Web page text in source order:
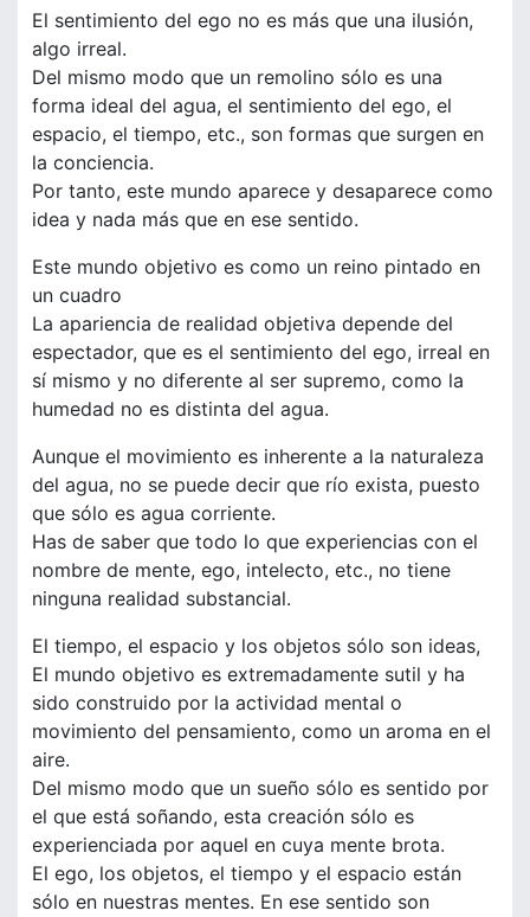
El sentimiento del ego no es más que una ilusión,
algo irreal.
Del mismo modo que un remolino sólo es una
forma ideal del agua, el sentimiento del ego, el
espacio, el tiempo, etc., son formas que surgen en
la conciencia.
Por tanto, este mundo aparece y desaparece como
idea y nada más que en ese sentido.
Este mundo objetivo es como un reino pintado en
un cuadro
La apariencia de realidad objetiva depende del
espectador, que es el sentimiento del ego, irreal en
sí mismo y no diferente al ser supremo, como la
humedad no es distinta del agua.
Aunque el movimiento es inherente a la naturaleza
del agua, no se puede decir que río exista, puesto
que sólo es agua corriente.
Has de saber que todo lo que experiencias con el
nombre de mente, ego, intelecto, etc., no tiene
ninguna realidad substancial.
El tiempo, el espacio y los objetos sólo son ideas,
El mundo objetivo es extremadamente sutil y ha
sido construido por la actividad mental o
movimiento del pensamiento, como un aroma en el
aire.
Del mismo modo que un sueño sólo es sentido por
el que está soñando, esta creación sólo es
experienciada por aquel en cuya mente brota.
El ego, los objetos, el tiempo y el espacio están
sólo en nuestras mentes. En ese sentido son